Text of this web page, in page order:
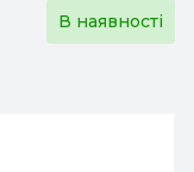
В наявності